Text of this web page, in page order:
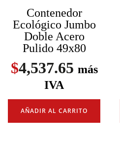
Contenedor
Ecológico Jumbo
Doble Acero
Pulido 49x80
$4,537.65 más
IVA
AÑADIR AL CARRITO